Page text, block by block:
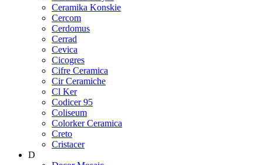
Ceramika Konskie
Cercom
Cerdomus
Cerrad
Cevica
Cicogres
Cifre Ceramica
Cir Ceramiche
Cl Ker
Codicer 95
Coliseum
Colorker Ceramica
Creto
Cristacer
D